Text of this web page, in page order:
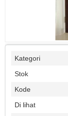
Kategori
Stok
Kode
Di lihat